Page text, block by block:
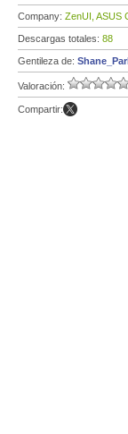
Company: ZenUI, ASUS
Descargas totales: 88
Gentileza de:
Valoración:
Compartir: